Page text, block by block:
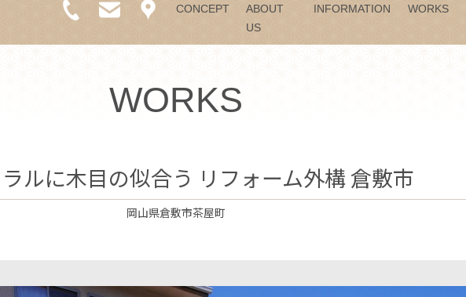
CONCEPT
ABOUT
US
INFORMATION WORKS
WORKS
ルに木目の似合う リフォーム外構 倉敷市
岡山県倉敷市茶屋町